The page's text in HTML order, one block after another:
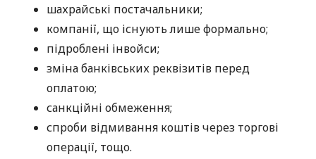
шахрайські постачальники;
компанії, що існують лише формально;
підроблені інвойси;
зміна банківських реквізитів перед
оплатою;
санкційні обмеження;
спроби відмивання коштів через торгові
операції, тощо.